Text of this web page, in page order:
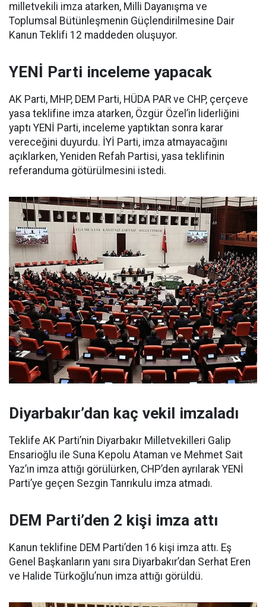
milletvekili imza atarken, Milli Dayanışma ve
Toplumsal Bütünleşmenin Güçlendirilmesine Dair
Kanun Teklifi 12 maddeden oluşuyor.
YENİ Parti inceleme yapacak
AK Parti, MHP, DEM Parti, HÜDA PAR ve CHP, çerçeve
yasa teklifine imza atarken, Özgür Özel’in liderliğini
yaptı YENİ Parti, inceleme yaptıktan sonra karar
vereceğini duyurdu. İYİ Parti, imza atmayacağını
açıklarken, Yeniden Refah Partisi, yasa teklifinin
referanduma götürülmesini istedi.
Diyarbakır’dan kaç vekil imzaladı
Teklife AK Parti’nin Diyarbakır Milletvekilleri Galip
Ensarioğlu ile Suna Kepolu Ataman ve Mehmet Sait
Yaz’ın imza attığı görülürken, CHP’den ayrılarak YENİ
Parti’ye geçen Sezgin Tanrıkulu imza atmadı.
DEM Parti’den 2 kişi imza attı
Kanun teklifine DEM Parti’den 16 kişi imza attı. Eş
Genel Başkanların yanı sıra Diyarbakır’dan Serhat Eren
ve Halide Türkoğlu’nun imza attığı görüldü.